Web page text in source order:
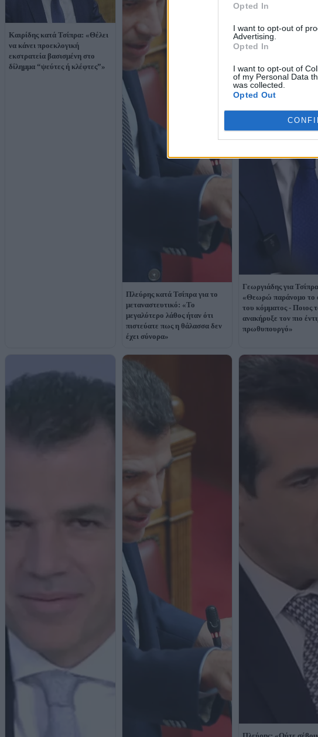
Opted In
I want to opt-out of
Advertising.
Opted In
I want to opt-out of
of my Personal Data
was collected.
Opted Out
Καιρίδης κατά Τσίπρα: «Θέλει
να κάνει προεκλογική
εκστρατεία βασισμένη στο
δίλημμα “ψεύτες ή κλέφτες”»
Πλεύρης κατά Τσίπρα για το
μεταναστευτικό: «Το
μεγαλύτερο λάθος ήταν ότι
πιστεύατε πως η θάλασσα δεν
έχει σύνορα»
Γεωργιάδης για
«Θεωρώ παράνομο το
του κόμματος - Ποιος
ανακήρυξε τον πιο
πρωθυπουργό»